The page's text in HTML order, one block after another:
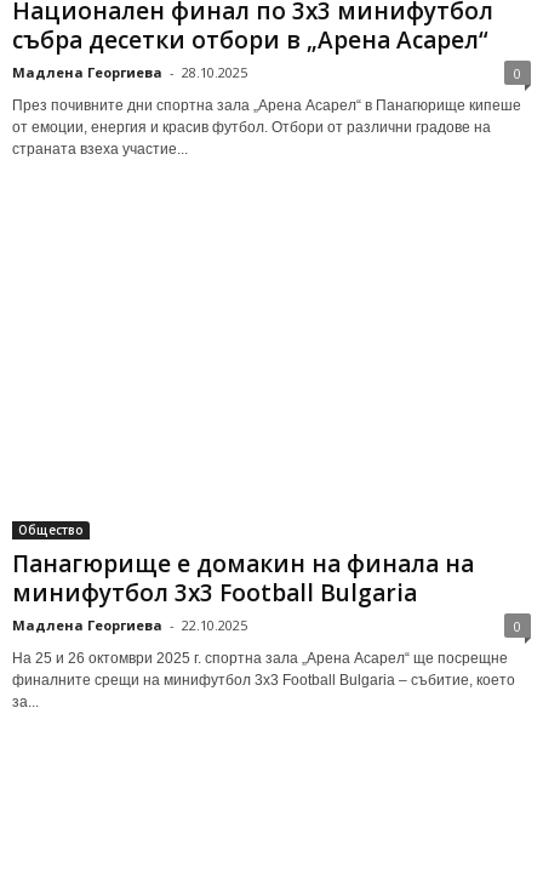
Национален финал по 3х3 минифутбол
събра десетки отбори в „Арена Асарел“
Мадлена Георгиева - 28.10.2025 0
През почивните дни спортна зала „Арена Асарел“ в Панагюрище кипеше
от емоции, енергия и красив футбол. Отбори от различни градове на
страната взеха участие...
Общество
Панагюрище е домакин на финала на
минифутбол 3х3 Football Bulgaria
Мадлена Георгиева - 22.10.2025 0
На 25 и 26 октомври 2025 г. спортна зала „Арена Асарел“ ще посрещне
финалните срещи на минифутбол 3х3 Football Bulgaria – събитие, което
за...